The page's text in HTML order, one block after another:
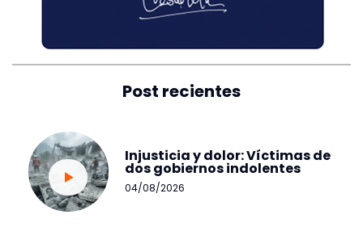
Post recientes
Injusticia y dolor: Víctimas de
dos gobiernos indolentes
04/08/2026